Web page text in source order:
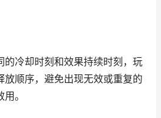
的冷却时刻和效果持续时刻，玩
放顺序，避免出现无效或重复的
。